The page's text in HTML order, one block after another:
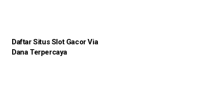
Daftar Situs Slot Gacor Via
Dana Terpercaya